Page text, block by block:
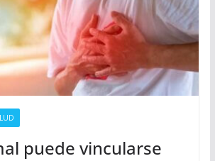
puede vincularse